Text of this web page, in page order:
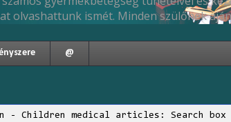
ismét. Minden szülőnek
@
- Children medical articles: Search box